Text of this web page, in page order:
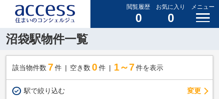
閲覧履歴
0
お気に入り
0
メニュー
沼袋駅物件一覧
該当物件数 7件 空き数 0 件 1～7 件を表示
駅で絞り込む 変更